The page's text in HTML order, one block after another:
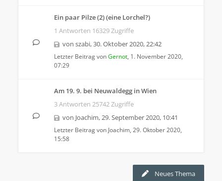
Ein paar Pilze (2) (eine Lorchel?)
1 Antworten 16329 Zugriffe
von szabi,30. Oktober 2020, 22:42
Letzter Beitrag vonGernot, 1. November 2020,
07:29
Am 19. 9. bei Neuwaldegg in Wien
3 Antworten 25742 Zugriffe
von Joachim,29. September 2020, 10:41
Letzter Beitrag von Joachim, 29. Oktober 2020,
15:58
Neues Thema